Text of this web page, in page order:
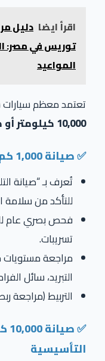
اقرأ ايضا دليل
توريس في مصر:
المواعيد
تعتمد معظم
10,000 كيلومتر أو كل 6 أشهر
✅ صيانة 1,000 كم (أو أول شهر): فحص التليين
تُعرف بـ “صيانة
للتأكد من سلامة
فحص بصري عام
تسريبات.
مراجعة مستويات
التبريد، سائل
التربيط (مراجعة
التأسيسية